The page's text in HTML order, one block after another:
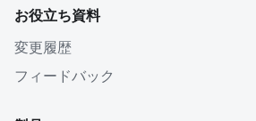
お役立ち資料
変更履歴
フィードバック